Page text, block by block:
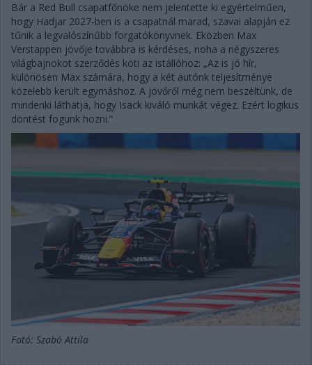
Bár a Red Bull csapatfőnöke nem jelentette ki egyértelműen,
hogy Hadjar 2027-ben is a csapatnál marad, szavai alapján ez
tűnik a legvalószínűbb forgatókönyvnek. Eközben Max
Verstappen jövője továbbra is kérdéses, noha a négyszeres
világbajnokot szerződés köti az istállóhoz: „Az is jó hír,
különösen Max számára, hogy a két autónk teljesítménye
közelebb került egymáshoz. A jövőről még nem beszéltünk, de
mindenki láthatja, hogy Isack kiváló munkát végez. Ezért logikus
döntést fogunk hozni.”
Fotó: Szabó Attila